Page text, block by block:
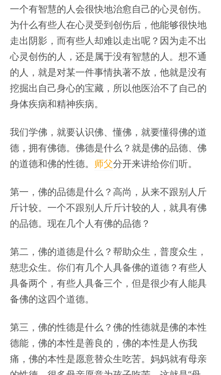
一个有智慧的人会很快地治愈自己的心灵创伤。
为什么有些人在心灵受到创伤后，他能够很快地
走出阴影，而有些人却难以走出呢？因为走不出
心灵创伤的人，还是属于没有智慧的人。想不通
的人，就是对某一件事情执著不放，他就是没有
挖掘出自己身心的宝藏，所以他医治不了自己的
身体疾病和精神疾病。
我们学佛，就要认识佛、懂佛，就要懂得佛的道
德，拥有佛德。佛德是什么？就是佛的品德、佛
的道德和佛的性德。 师父分开来讲给你们听。
第一，佛的品德是什么？高尚，从来不跟别人斤
斤计较。一个不跟别人斤斤计较的人，就具有佛
的品德。现在几个人有佛的品德？
第二，佛的道德是什么？帮助众生，普度众生，
慈悲众生。你们有几个人具备佛的道德？有些人
具备两个，有些人具备三个，但是很少有人能具
备佛的这四个道德。
第三，佛的性德是什么？佛的性德就是佛的本性
德能，佛的本性是善良的，佛的本性是人伤我
痛，佛的本性是愿意替众生吃苦。妈妈就有母亲